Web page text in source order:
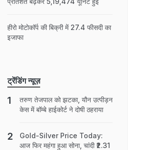
हीरो मोटोकॉर्प की बिक्री में 27.4 फीसदी का
इजाफा
ट्रेंडिंग न्यूज़
तरुण तेजपाल को झटका, यौन उत्पीड़न
केस में बॉम्बे हाईकोर्ट ने दोषी ठहराया
Gold-Silver Price Today:
आज फिर महंगा हुआ सोना, चांदी ₹2.31